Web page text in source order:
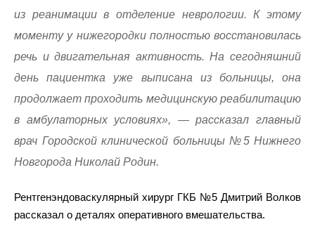
из реанимации в отделение неврологии. К этому
моменту у нижегородки полностью восстановилась
речь и двигательная активность. На сегодняшний
день пациентка уже выписана из больницы, она
продолжает проходить медицинскую реабилитацию
в амбулаторных условиях», — рассказал главный
врач Городской клинической больницы №5 Нижнего
Новгорода Николай Родин.
Рентгенэндоваскулярный хирург ГКБ №5 Дмитрий Волков
рассказал о деталях оперативного вмешательства.